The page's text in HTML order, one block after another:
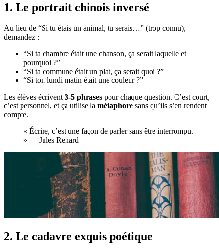
1. Le portrait chinois inversé
Au lieu de “Si tu étais un animal, tu serais…” (trop connu),
demandez :
“Si ta chambre était une chanson, ça serait laquelle et
pourquoi ?”
“Si ta commune était un plat, ça serait quoi ?”
“Si ton lundi matin était une couleur ?”
Les élèves écrivent 3-5 phrases pour chaque question. C’est court,
c’est personnel, et ça utilise la métaphore sans qu’ils s’en rendent
compte.
« Écrire, c’est une façon de parler sans être interrompu.
» — Jules Renard
2. Le cadavre exquis poétique